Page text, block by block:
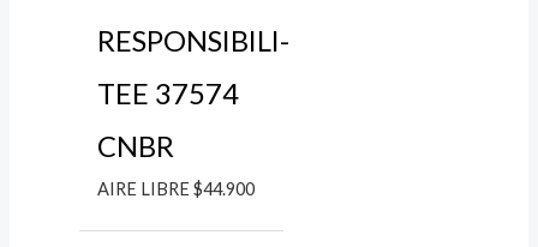
RESPONSIBILI-
TEE 37574
CNBR
AIRE LIBRE $44.900